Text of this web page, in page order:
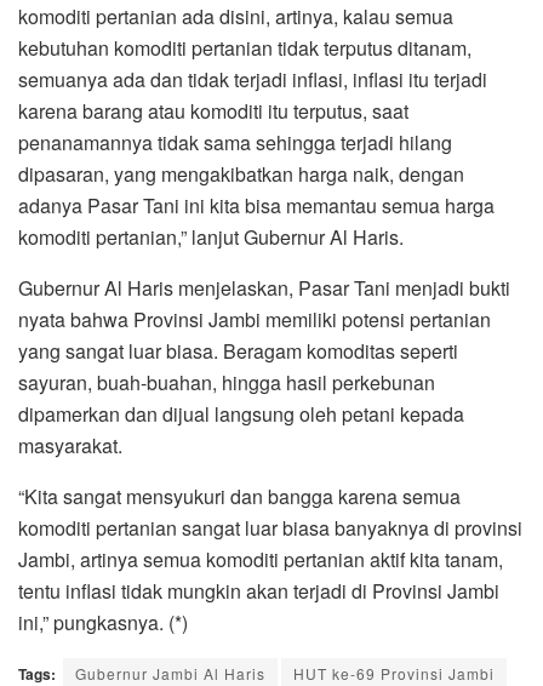
komoditi pertanian ada disini, artinya, kalau semua
kebutuhan komoditi pertanian tidak terputus ditanam,
semuanya ada dan tidak terjadi inflasi, inflasi itu terjadi
karena barang atau komoditi itu terputus, saat
penanamannya tidak sama sehingga terjadi hilang
dipasaran, yang mengakibatkan harga naik, dengan
adanya Pasar Tani ini kita bisa memantau semua harga
komoditi pertanian,” lanjut Gubernur Al Haris.
Gubernur Al Haris menjelaskan, Pasar Tani menjadi bukti
nyata bahwa Provinsi Jambi memiliki potensi pertanian
yang sangat luar biasa. Beragam komoditas seperti
sayuran, buah-buahan, hingga hasil perkebunan
dipamerkan dan dijual langsung oleh petani kepada
masyarakat.
“Kita sangat mensyukuri dan bangga karena semua
komoditi pertanian sangat luar biasa banyaknya di provinsi
Jambi, artinya semua komoditi pertanian aktif kita tanam,
tentu inflasi tidak mungkin akan terjadi di Provinsi Jambi
ini,” pungkasnya. (*)
Tags: Gubernur Jambi Al Haris
HUT ke-69 Provinsi Jambi